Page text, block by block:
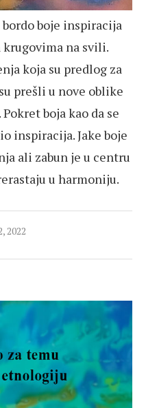
boje inspiracija
na svili.
koja su predlog za
prešli u nove oblike
boja kao da se
inspiracija. Jake boje
ali zabun je u centru
u harmoniju.
2022